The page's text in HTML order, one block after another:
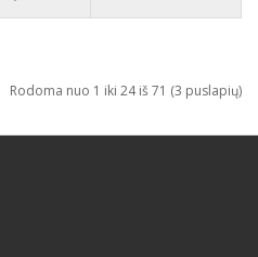
Rodoma nuo 1 iki 24 iš 71 (3 puslapių)